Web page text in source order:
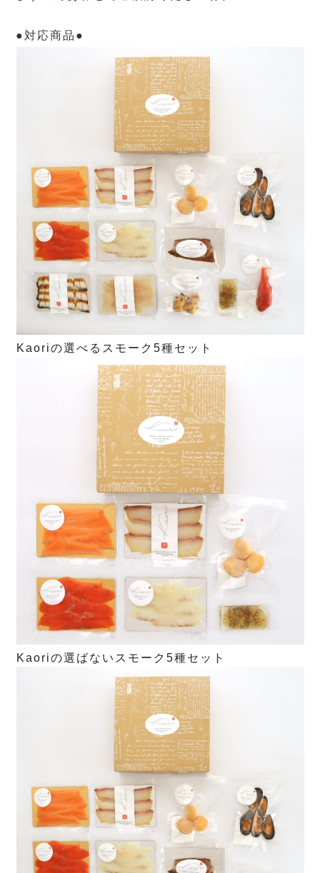
●対応商品●
Kaoriの選べるスモーク5種セット
Kaoriの選ばないスモーク5種セット